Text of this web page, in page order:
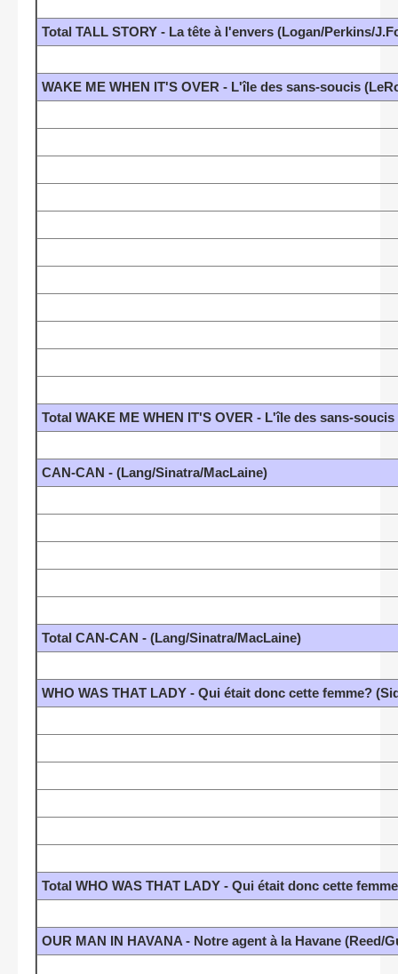
Total TALL STORY - La tête à l'envers (Logan/Perkins/
WAKE ME WHEN IT'S OVER - L'île des sans-soucis
Total WAKE ME WHEN IT'S OVER - L'île des sans-
CAN-CAN - (Lang/Sinatra/MacLaine)
Total CAN-CAN - (Lang/Sinatra/MacLaine)
WHO WAS THAT LADY - Qui était donc cette femme?
Total WHO WAS THAT LADY - Qui était donc cette
OUR MAN IN HAVANA - Notre agent à la Havane (Reed/